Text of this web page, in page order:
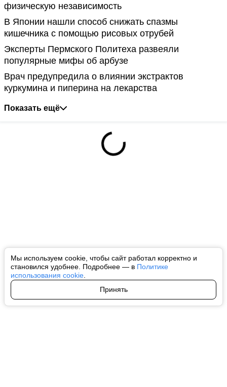
Мы используем cookie, чтобы сайт работал корректно и
становился удобнее. Подробнее — в Политике
использования cookie
Принять
физическую независимость
В Японии нашли способ снижать спазмы
кишечника с помощью рисовых отрубей
Эксперты Пермского Политеха развеяли
популярные мифы об арбузе
Врач предупредила о влиянии экстрактов
куркумина и пиперина на лекарства
Показать ещё